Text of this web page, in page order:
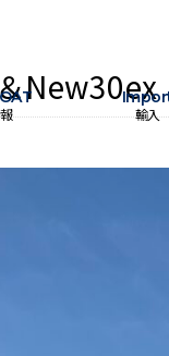
輸入
New30ex